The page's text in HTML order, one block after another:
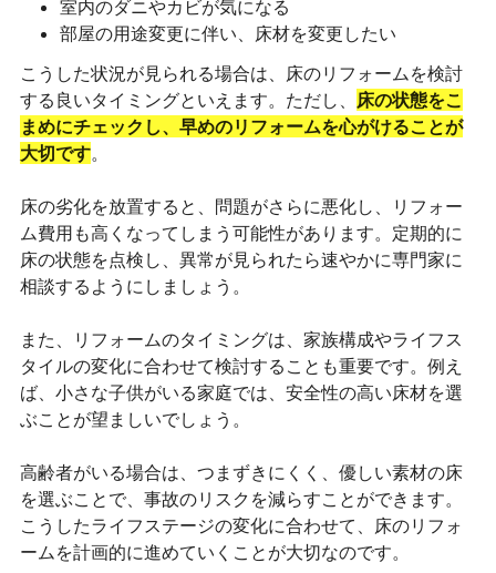
室内のダニやカビが気になる
部屋の用途変更に伴い、床材を変更したい
こうした状況が見られる場合は、床のリフォームを検討
する良いタイミングといえます。ただし、 床の状態をこ
まめにチェックし、早めのリフォームを心がけることが
大切です。
床の劣化を放置すると、問題がさらに悪化し、リフォー
ム費用も高くなってしまう可能性があります。定期的に
床の状態を点検し、異常が見られたら速やかに専門家に
相談するようにしましょう。
また、リフォームのタイミングは、家族構成やライフス
タイルの変化に合わせて検討することも重要です。例え
ば、小さな子供がいる家庭では、安全性の高い床材を選
ぶことが望ましいでしょう。
高齢者がいる場合は、つまずきにくく、優しい素材の床
を選ぶことで、事故のリスクを減らすことができます。
こうしたライフステージの変化に合わせて、床のリフォ
ームを計画的に進めていくことが大切なのです。